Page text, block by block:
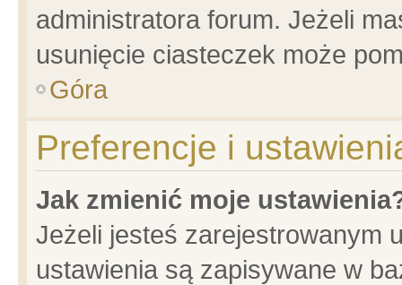
administratora forum. Jeżeli
usunięcie ciasteczek może
Góra
Preferencje i
Jak zmienić moje
Jeżeli jesteś zarejestrowanym
ustawienia są zapisywane w